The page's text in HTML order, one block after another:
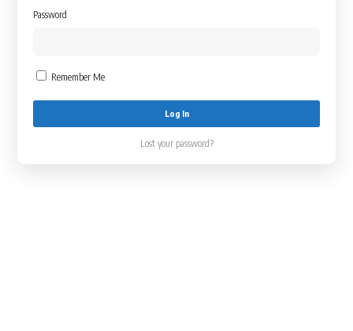
Password
Remember Me
Lost your password?